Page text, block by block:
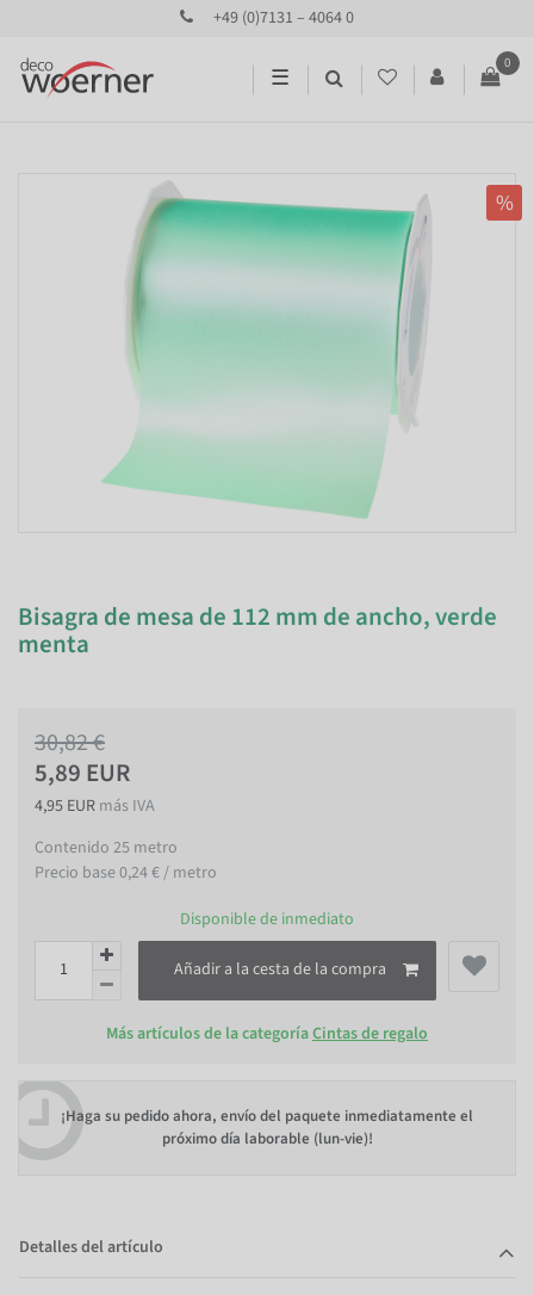
+49 (0)7131 – 4064 0
☰
0
%
Bisagra de mesa de 112 mm de ancho, verde
menta
30,82 €
5,89 EUR
4,95 EUR más IVA
Contenido 25 metro
Precio base0,24 € / metro
Disponible de inmediato
Añadir a la cesta de la compra
Más artículos de la categoríaCintas de regalo
¡Haga su pedido ahora, envío del paquete inmediatamente el
próximo día laborable (lun-vie)!
Detalles del artículo